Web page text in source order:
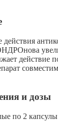
действие
и дозы
по 2 капсулы